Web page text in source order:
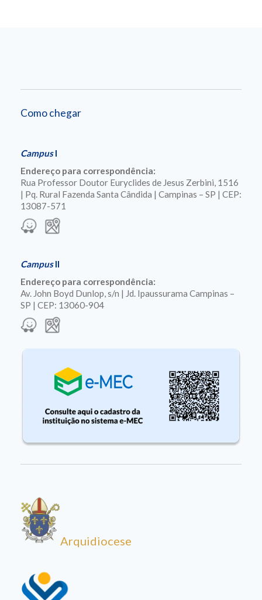
Como chegar
CampusI
Endereço para correspondência:
Rua Professor Doutor Euryclides de Jesus Zerbini, 1516
| Pq. Rural Fazenda Santa Cândida | Campinas – SP | CEP:
13087-571
CampusII
Endereço para correspondência:
Av. John Boyd Dunlop, s/n | Jd. Ipaussurama Campinas –
SP | CEP: 13060-904
Arquidiocese